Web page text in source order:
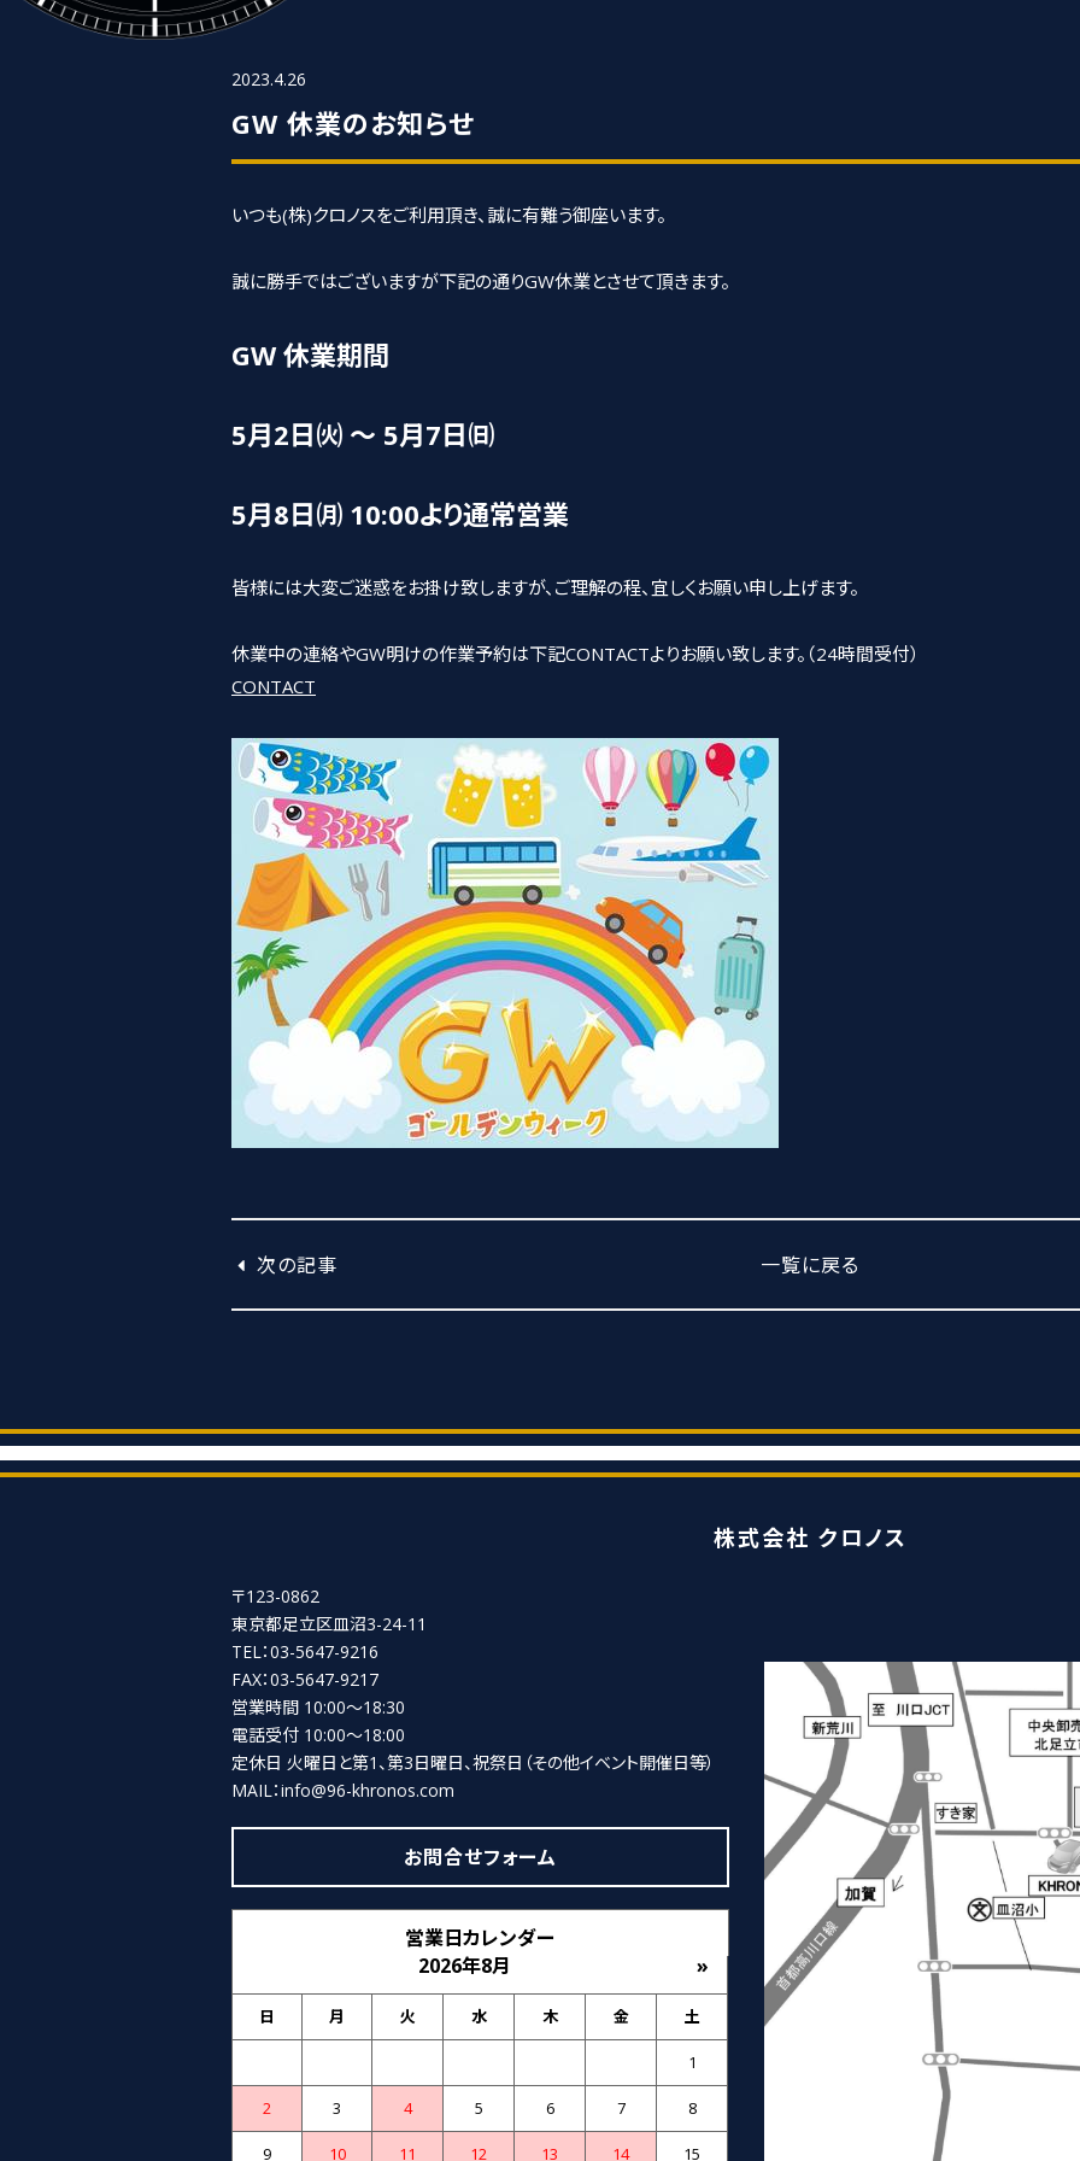
2023.4.26
GW 休業のお知らせ
いつも(株)クロノスをご利用頂き、誠に有難う御座います。
誠に勝手ではございますが下記の通りGW休業とさせて頂きます。
GW 休業期間
5月2日㈫ ～ 5月7日㈰
5月8日㈪ 10:00より通常営業
皆様には大変ご迷惑をお掛け致しますが、ご理解の程、宜しくお願い申し上げます。
休業中の連絡やGW明けの作業予約は下記CONTACTよりお願い致します。（24時間受付）
CONTACT
次の記事 一覧に戻る
株式会社 クロノス
〒123-0862
東京都足立区皿沼3-24-11
TEL：03-5647-9216
FAX：03-5647-9217
営業時間 10:00～18:30
電話受付 10:00～18:00
定休日 火曜日と第1、第3日曜日、祝祭日 （その他イベント開催日等）
MAIL：info@96-khronos.com
お問合せフォーム
営業日カレンダー
2026年8月
»
日 月 火 水 木 金 土
1
2 3 4 5 6 7 8
9 10 11 12 13 14 15